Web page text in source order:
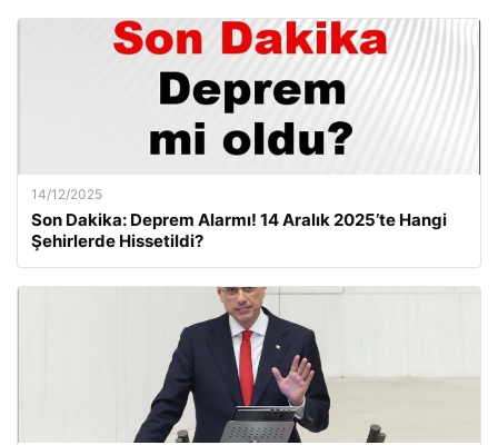
14/12/2025
Son Dakika: Deprem Alarmı! 14 Aralık 2025’te Hangi
Şehirlerde Hissetildi?